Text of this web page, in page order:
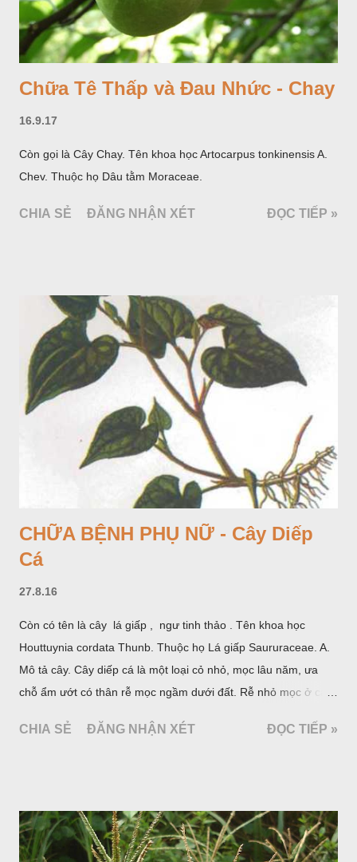
Chữa Tê Thấp và Đau Nhức - Chay
16.9.17
Còn gọi là Cây Chay. Tên khoa học Artocarpus tonkinensis A.
Chev. Thuộc họ Dâu tằm Moraceae.
CHIA SẺ ĐĂNG NHẬN XÉT ĐỌC TIẾP »
CHỮA BỆNH PHỤ NỮ - Cây Diếp
Cá
27.8.16
Còn có tên là cây lá giấp , ngư tinh thảo . Tên khoa học
Houttuynia cordata Thunb. Thuộc họ Lá giấp Saururaceae. A.
Mô tả cây. Cây diếp cá là một loại cỏ nhỏ, mọc lâu năm, ưa
chỗ ẩm ướt có thân rễ mọc ngầm dưới đất. Rễ nhỏ mọc ở các
cách, hình tim, đầu lá, hơi nhọn hay nhọn hẳn. Hoa nhỏ màu
cá. Hoa nở về mùa hạ vào các tháng 5-8. (Hình dưới).
CHIA SẺ ĐĂNG NHẬN XÉT ĐỌC TIẾP »